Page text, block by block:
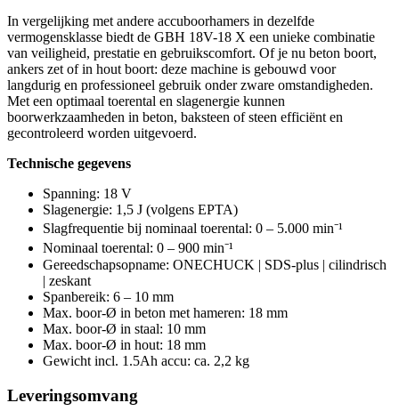
In vergelijking met andere accuboorhamers in dezelfde
vermogensklasse biedt de GBH 18V-18 X een unieke combinatie
van veiligheid, prestatie en gebruikscomfort. Of je nu beton boort,
ankers zet of in hout boort: deze machine is gebouwd voor
langdurig en professioneel gebruik onder zware omstandigheden.
Met een optimaal toerental en slagenergie kunnen
boorwerkzaamheden in beton, baksteen of steen efficiënt en
gecontroleerd worden uitgevoerd.
Technische gegevens
Spanning: 18 V
Slagenergie: 1,5 J (volgens EPTA)
Slagfrequentie bij nominaal toerental: 0 – 5.000 min⁻¹
Nominaal toerental: 0 – 900 min⁻¹
Gereedschapsopname: ONECHUCK | SDS-plus | cilindrisch
| zeskant
Spanbereik: 6 – 10 mm
Max. boor-Ø in beton met hameren: 18 mm
Max. boor-Ø in staal: 10 mm
Max. boor-Ø in hout: 18 mm
Gewicht incl. 1.5Ah accu: ca. 2,2 kg
Leveringsomvang